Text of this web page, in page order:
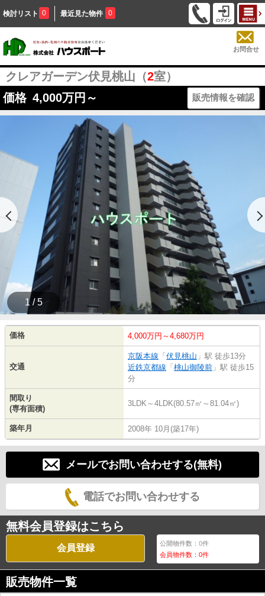
検討リスト 0 最近見た物件 0
お問合せ
クレアガーデン伏見桃山（2室）
価格 4,000万円～ 販売情報を確認
1 / 5
価格 4,000万円～4,680万円
交通
京阪本線 「 伏見桃山 」駅 徒歩13分
近鉄京都線 「 桃山御陵前 」駅 徒歩15
分
間取り
(専有面積)
3LDK～4LDK(80.57㎡～81.04㎡)
築年月 2008年 10月(築17年)
メールでお問い合わせする(無料)
電話でお問い合わせする
無料会員登録はこちら
会員登録 公開物件数：0件
会員物件数：0件
販売物件一覧